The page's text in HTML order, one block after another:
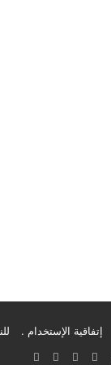
إتفاقية الإستخدام .
تيلقرام‫TikTokواتساب